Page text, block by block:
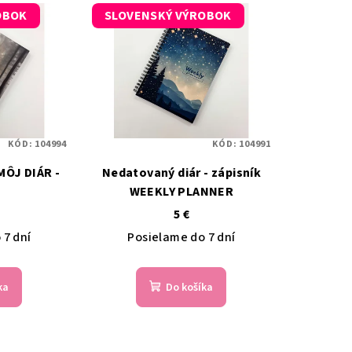
DIÁR -
7 dní
KÓD: 104994
SLOVENSKÝ VÝROBOK
Nedatovaný diár - zápisník
WEEKLY PLANNER
5 €
Posielame do 7 dní
Do košíka
KÓD: 104991